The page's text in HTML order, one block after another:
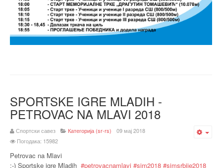
SPORTSKE IGRE MLADIH -
PETROVAC NA MLAVI 2018
Спортски савез Категорија (sr-rs)
09 мај 2018
Погодака: 15982
Petrovac na Mlavi
:-) Sportske igre Mladih #petrovacnamlavi #sim2018 #simsrbije2018